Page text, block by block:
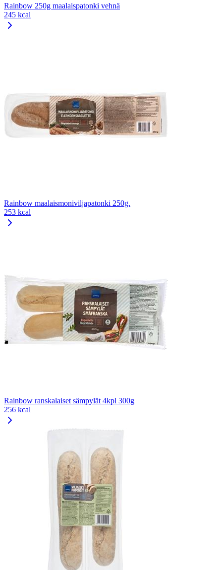
Rainbow 250g maalaispatonki vehnä
245 kcal
Rainbow maalaismoniviljapatonki 250g.
253 kcal
Rainbow ranskalaiset sämpylät 4kpl 300g
256 kcal